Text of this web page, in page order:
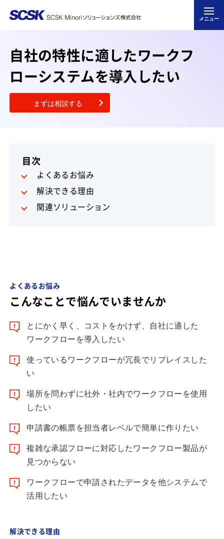
メニュー
自社の特性に適したワークフ
ローシステムを導入したい
まずは相談する
よくあるお悩み
こんなことで悩んでいませんか
とにかく早く、コストをかけず、自社に適した
ワークフローを導入したい
使っているワークフローが冗長でリプレイスした
い
場所を問わずに社外・社内でワークフローを使用
したい
申請書の帳票を担当者レベルで簡単に作りたい
複雑な承認フローに対応したワークフロー製品が
見つからない
ワークフローで申請されたデータを他システムで
活用したい
解決できる理由
目次
よくあるお悩み
解決できる理由
関連ソリューション